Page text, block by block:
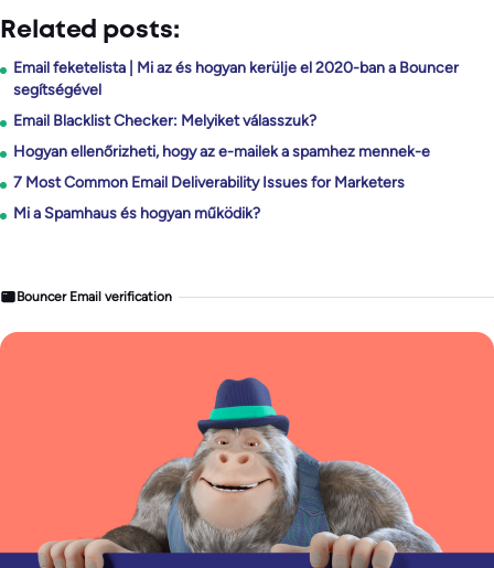
Related posts:
Email feketelista | Mi az és hogyan kerülje el 2020-ban a Bouncer
segítségével
Email Blacklist Checker: Melyiket válasszuk?
Hogyan ellenőrizheti, hogy az e-mailek a spamhez mennek-e
7 Most Common Email Deliverability Issues for Marketers
Mi a Spamhaus és hogyan működik?
Bouncer Email verification